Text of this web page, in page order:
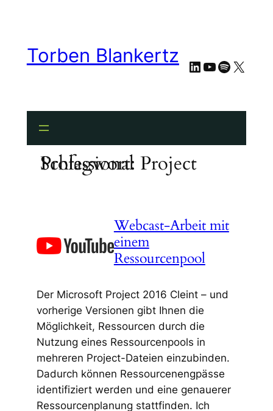
springenTorben Blankertz LinkedIn
YouTube
Spotify
X
Schlagwort:
Project Professional
Webcast-Arbeit mit
einem
Ressourcenpool
Der Microsoft Project 2016 Cleint – und
vorherige Versionen gibt Ihnen die
Möglichkeit, Ressourcen durch die
Nutzung eines Ressourcenpools in
mehreren Project-Dateien einzubinden.
Dadurch können Ressourcenengpässe
identifiziert werden und eine genauerer
Ressourcenplanung stattfinden. Ich